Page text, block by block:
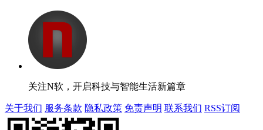
关注N软，开启科技与智能生活新篇章
关于我们 服务条款 隐私政策 免责声明 联系我们 RSS订阅